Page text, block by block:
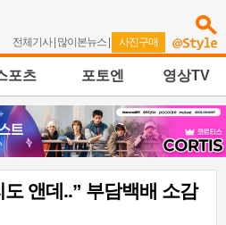
전체기사| 많이본뉴스 | 사진구매
포츠 포토엔 영상TV
앤데..” 부담백배 소감